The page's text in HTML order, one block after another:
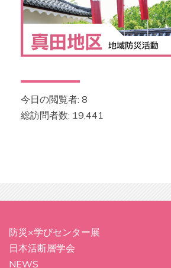
今日の閲覧者: 8
総訪問者数: 19,441
防災×学びセンター展
日本活断層学会
NEWS